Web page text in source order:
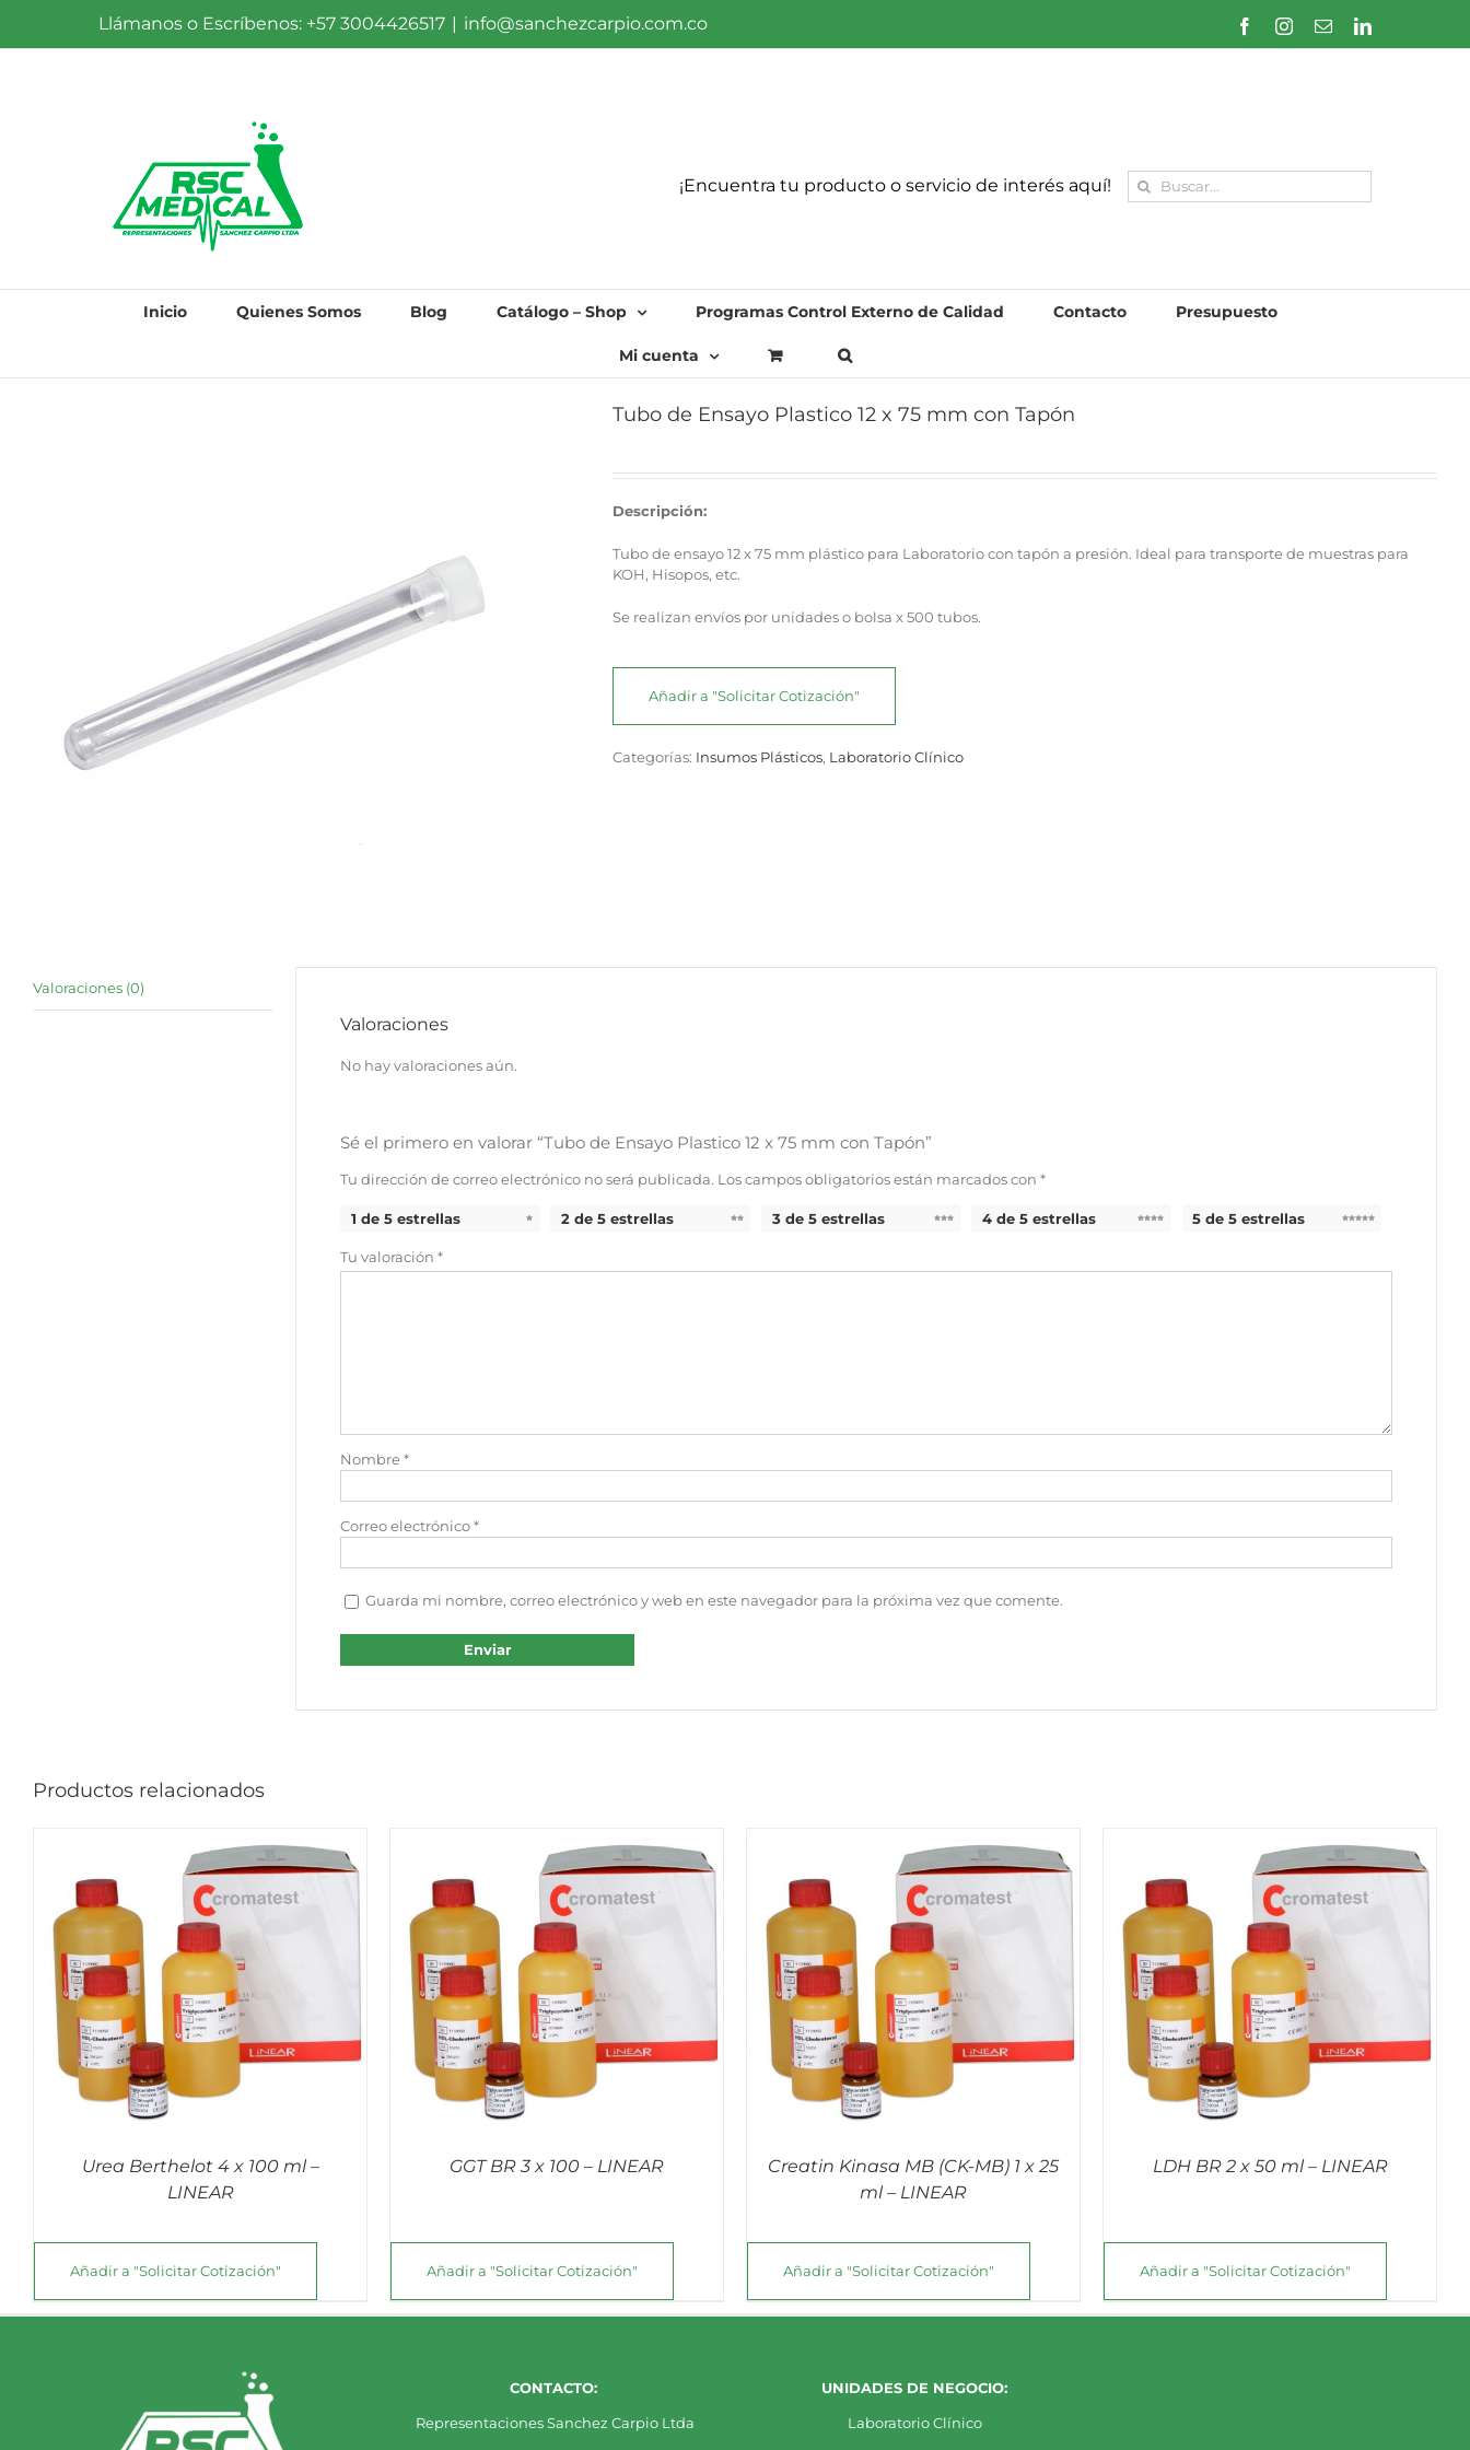
contenido
Llámanos o Escríbenos: +57 3004426517 | info@sanchezcarpio.com.co FacebookInstagram
CorreoLinkedIn
¡Encuentra tu producto o servicio de interés aquí! Buscar:
Inicio Quienes Somos Blog Catálogo – Shop Programas Control Externo de Calidad Contacto Presupuesto
Mi cuenta
Tubo de Ensayo Plastico 12 x 75 mm con Tapón
Descripción:
Tubo de ensayo 12 x 75 mm plástico para Laboratorio con tapón a presión. Ideal para transporte de muestras para
KOH, Hisopos, etc.
Se realizan envíos por unidades o bolsa x 500 tubos.
Añadir a "Solicitar Cotización"
Categorías: Insumos Plásticos, Laboratorio Clínico
Valoraciones (0)
Valoraciones
No hay valoraciones aún.
Sé el primero en valorar “Tubo de Ensayo Plastico 12 x 75 mm con Tapón”
Tu dirección de correo electrónico no será publicada. Los campos obligatorios están marcados con *
1 de 5 estrellas 2 de 5 estrellas 3 de 5 estrellas 4 de 5 estrellas 5 de 5 estrellas
Tu valoración *
Nombre*
Correo electrónico*
Guarda mi nombre, correo electrónico y web en este navegador para la próxima vez que comente.
Productos relacionados
Urea Berthelot 4 x 100 ml –
LINEAR
Añadir a "Solicitar Cotización"
GGT BR 3 x 100 – LINEAR
Añadir a "Solicitar Cotización"
Creatin Kinasa MB (CK-MB) 1 x 25
ml – LINEAR
Añadir a "Solicitar Cotización"
LDH BR 2 x 50 ml – LINEAR
Añadir a "Solicitar Cotización"
CONTACTO:
Representaciones Sanchez Carpio Ltda
UNIDADES DE NEGOCIO:
Laboratorio Clínico